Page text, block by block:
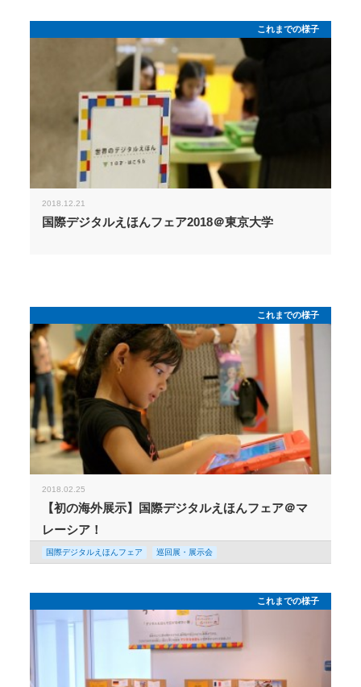
これまでの様子
2018.12.21
国際デジタルえほんフェア2018＠東京大学
これまでの様子
2018.02.25
【初の海外展示】国際デジタルえほんフェア＠マ
レーシア！
国際デジタルえほんフェア 巡回展・展示会
これまでの様子